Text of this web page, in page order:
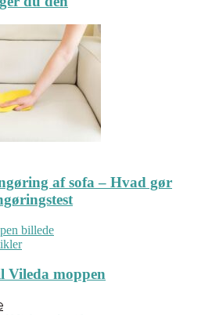
af sofa – Hvad gør
Vileda moppen